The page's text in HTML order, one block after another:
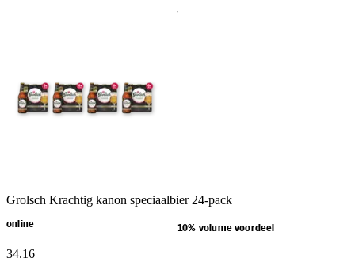
Grolsch Krachtig kanon speciaalbier 24-pack
online 10% volume voordeel
34.16